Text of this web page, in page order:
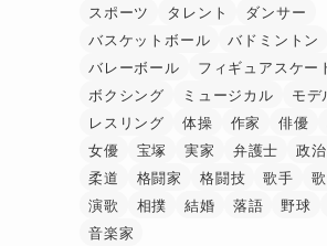
スポーツ
タレント
ダンサー
バスケットボール
バドミントン
バレーボール
フィギュアスケー
ボクシング
ミュージカル
モデ
レスリング
体操 作家 俳優
女優
宝塚 実家 弁護士 政
柔道
格闘家 格闘技 歌手
演歌
相撲 結婚 落語 野球
音楽家